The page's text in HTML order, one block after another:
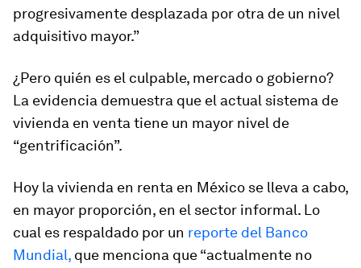
progresivamente desplazada por otra de un nivel
adquisitivo mayor.”
¿Pero quién es el culpable, mercado o gobierno?
La evidencia demuestra que el actual sistema de
vivienda en venta tiene un mayor nivel de
“gentrificación”.
Hoy la vivienda en renta en México se lleva a cabo,
en mayor proporción, en el sector informal. Lo
cual es respaldado por un reporte del Banco
Mundial, que menciona que “actualmente no